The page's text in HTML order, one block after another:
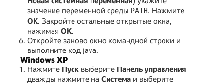
значение переменной среды PATH. Нажмите
ОК. Закройте остальные открытые окна,
нажимая ОК.
Откройте заново окно командной строки и
выполните код java.
Windows XP
Нажмите Пусквыберите Панель управления
дважды нажмите на Системаи выберите